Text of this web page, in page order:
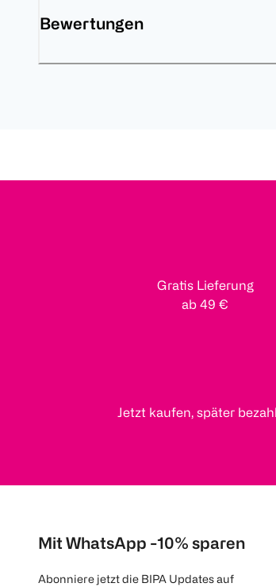
Bewertungen
Gratis Lieferung
ab 49 €
Jetzt kaufen, später
Mit WhatsApp -10% sparen
Abonniere jetzt die BIPA Updates auf